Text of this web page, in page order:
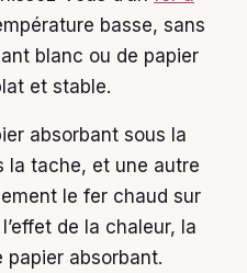
basse, sans
blanc ou de papier
et stable.
absorbant sous la
la tache, et une autre
le fer chaud sur
de la chaleur, la
absorbant.